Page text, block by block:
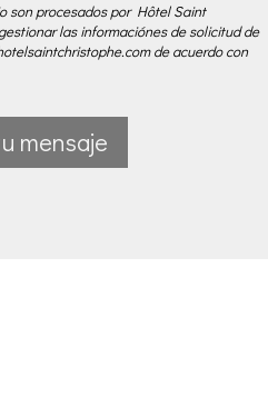
son procesados por Hôtel Saint
las informaciónes de solicitud de
de acuerdo con